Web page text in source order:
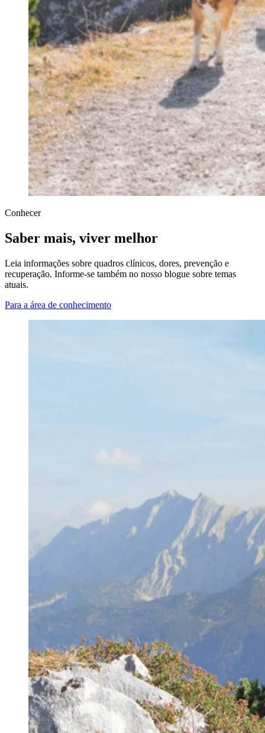
Conhecer
Saber mais, viver melhor
Leia informações sobre quadros clínicos, dores, prevenção e
recuperação. Informe-se também no nosso blogue sobre temas
atuais.
Para a área de conhecimento